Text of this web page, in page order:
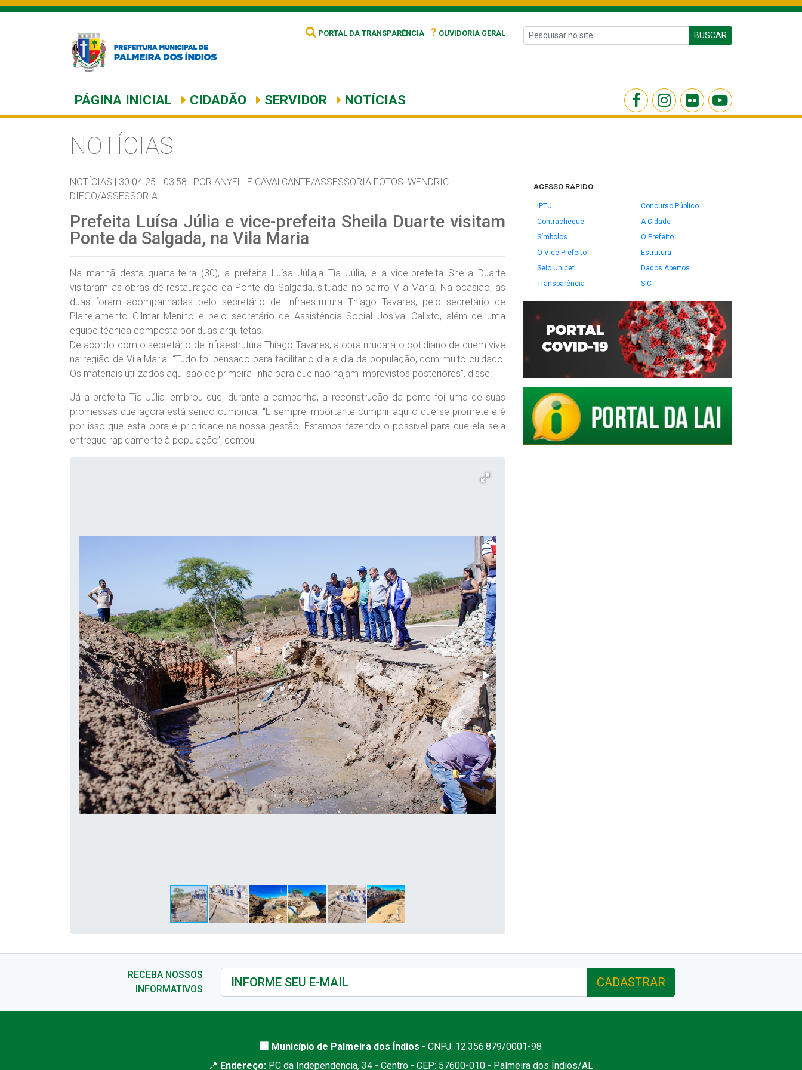
PORTAL DA TRANSPARÊNCIA ? OUVIDORIA GERAL BUSCAR
PÁGINA INICIAL CIDADÃO SERVIDOR NOTÍCIAS
NOTÍCIAS
NOTÍCIAS | 30.04.25 - 03:58 | POR ANYELLE CAVALCANTE/ASSESSORIA FOTOS: WENDRIC
DIEGO/ASSESSORIA
Prefeita Luísa Júlia e vice-prefeita Sheila Duarte visitam
Ponte da Salgada, na Vila Maria
Na manhã desta quarta-feira (30), a prefeita Luísa Júlia,a Tia Júlia, e a vice-prefeita Sheila Duarte
visitaram as obras de restauração da Ponte da Salgada, situada no bairro Vila Maria. Na ocasião, as
duas foram acompanhadas pelo secretário de Infraestrutura Thiago Tavares, pelo secretário de
Planejamento Gilmar Menino e pelo secretário de Assistência Social Josival Calixto, além de uma
equipe técnica composta por duas arquitetas.
De acordo com o secretário de infraestrutura Thiago Tavares, a obra mudará o cotidiano de quem vive
na região de Vila Maria. “Tudo foi pensado para facilitar o dia a dia da população, com muito cuidado.
Os materiais utilizados aqui são de primeira linha para que não hajam imprevistos posteriores”, disse.
Já a prefeita Tia Júlia lembrou que, durante a campanha, a reconstrução da ponte foi uma de suas
promessas que agora está sendo cumprida. “É sempre importante cumprir aquilo que se promete e é
por isso que esta obra é prioridade na nossa gestão. Estamos fazendo o possível para que ela seja
entregue rapidamente à população”, contou.
ACESSO RÁPIDO
IPTU
Concurso Público
Contracheque
A Cidade
Símbolos
O Prefeito
O Vice-Prefeito
Estrutura
Selo Unicef
Dados Abertos
Transparência
SIC
RECEBA NOSSOS
INFORMATIVOS
CADASTRAR
🏢 Município de Palmeira dos Índios - CNPJ: 12.356.879/0001-98
📍 Endereço: PC da Independencia, 34 - Centro - CEP: 57600-010 - Palmeira dos Índios/AL